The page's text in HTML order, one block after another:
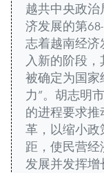
越共中央政
济发展的第
志着越南经
入新的阶段
被确定为国家
力”。胡志明
的进程要求
革，以缩小政
距，使民营
发展并发挥增